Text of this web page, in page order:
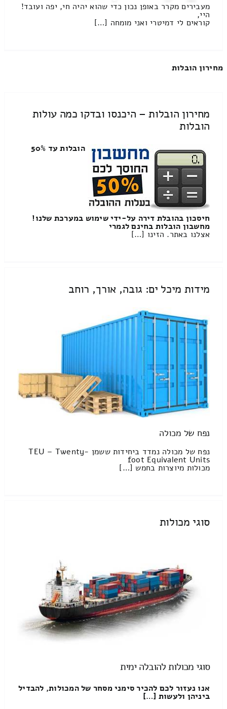
מעבירים מקרר באופן נכון כדי שהוא יהיה חי, יפה ועובד!
היי,
קוראים לי דמיטרי ואני מומחה […]
מחירון הובלות
מחירון הובלות – היכנסו ובדקו כמה עולות
הובלות
הובלות עד 50%
חיסכון בהובלת דירה על-ידי שימוש במערכת שלנו!
מחשבון הובלות בחינם לגמרי
אצלנו באתר. הזינו […]
מידות מיכל ים: גובה, אורך, רוחב
נפח של מכולה
נפח של מכולה נמדד ביחידות ששמן TEU – Twenty-
foot Equivalent Units
מכולות מיוצרות בחמש […]
סוגי מכולות
סוגי מכולות להובלה ימית
אנו נעזור לכם להכיר סימני מסחר של המכולות, להבדיל
ביניהן ולעשות […]